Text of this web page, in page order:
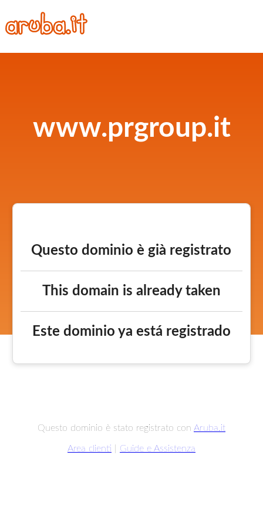
www.prgroup.it
Questo dominio è già registrato
This domain is already taken
Este dominio ya está registrado
Questo dominio è stato registrato con Aruba.it
Area clienti Guide e Assistenza